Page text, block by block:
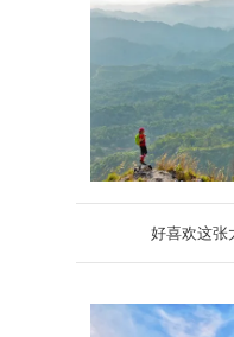
好喜欢这张